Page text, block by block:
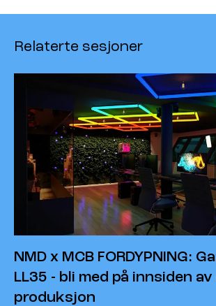
Relaterte sesjoner
NMD x MCB FORDYPNING:
LL35 - bli med på innsiden av
produksjon